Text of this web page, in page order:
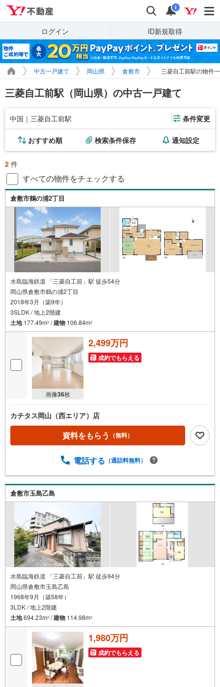
検索 通知
i
ログイン ID新規取得
中古一戸建て 岡山県 倉敷市 三菱自工前駅の物件
三菱自工前駅（岡山県）の中古一戸建て
中国｜三菱自工前駅 条件変更
おすすめ順 検索条件保存 通知設定
2 件
すべての物件をチェックする
倉敷市鶴の浦2丁目
水島臨海鉄道 「三菱自工前」駅 徒歩54分
岡山県倉敷市鶴の浦2丁目
2018年3月（築9年）
3SLDK / 地上2階建
土地177.49m2 /建物 106.84m2
画像36枚
2,499万円
成約でもらえる
カチタス岡山（西エリア）店
資料をもらう （無料）
電話する （通話料無料）
倉敷市玉島乙島
水島臨海鉄道 「三菱自工前」駅 徒歩94分
岡山県倉敷市玉島乙島
1968年9月（築58年）
3LDK / 地上2階建
土地694.23m2 /建物 114.98m2
1,980万円
成約でもらえる